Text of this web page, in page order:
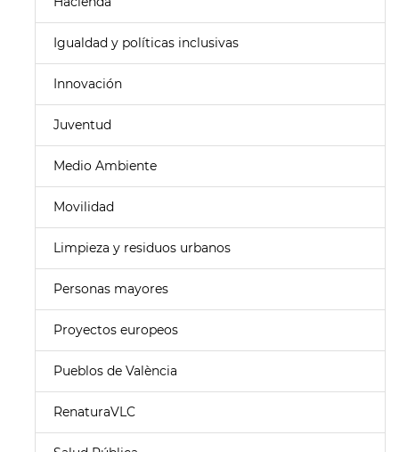
Igualdad y políticas inclusivas
Innovación
Juventud
Medio Ambiente
Movilidad
Limpieza y residuos urbanos
Personas mayores
Proyectos europeos
Pueblos de València
RenaturaVLC